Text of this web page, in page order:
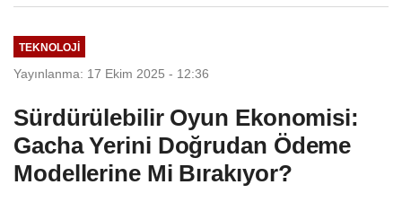
TEKNOLOJI
Yayınlanma: 17 Ekim 2025 - 12:36
Sürdürülebilir Oyun Ekonomisi:
Gacha Yerini Doğrudan Ödeme
Modellerine Mi Bırakıyor?